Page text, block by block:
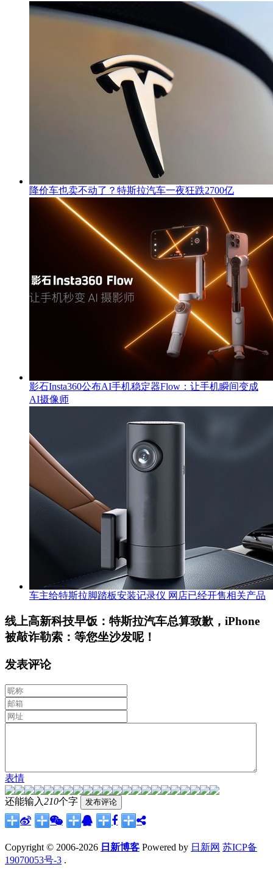
降价车也卖不动了？特斯拉汽车一夜狂跌2700亿
影石Insta360公布AI手机稳定器Flow：让手机瞬间变成
AI摄像师
车主给特斯拉脚踏板安装记录仪 网店已经开售相关产品
线上高新科技早饭：特斯拉汽车总算致歉，iPhone
被敲诈勒索：等您坐沙发呢！
发表评论
表情
还能输入210个字
Copyright © 2006-2026 日新博客 Powered by 日新网 苏ICP备
19070053号-3 .